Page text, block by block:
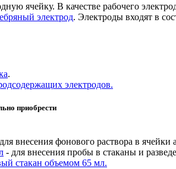
ячейку. В качестве рабочего
электрод. Электроды входят в
.
электродов.
приобрести
внесения фонового раствора в
- для внесения пробы в стаканы и
стакан объемом 65 мл.